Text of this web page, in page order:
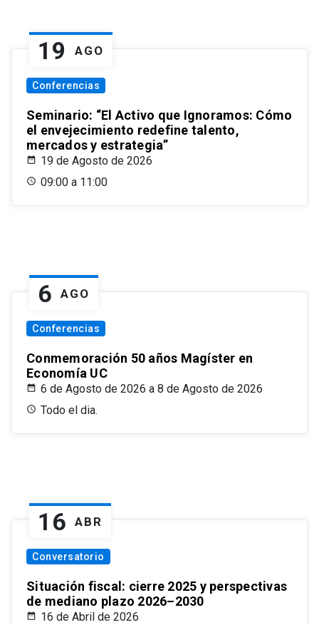
19 AGO
Conferencias
Seminario: “El Activo que Ignoramos: Cómo
el envejecimiento redefine talento,
mercados y estrategia”
19 de Agosto de 2026
09:00 a 11:00
6 AGO
Conferencias
Conmemoración 50 años Magíster en
Economía UC
6 de Agosto de 2026 a 8 de Agosto de 2026
Todo el dia.
16 ABR
Conversatorio
Situación fiscal: cierre 2025 y perspectivas
de mediano plazo 2026–2030
16 de Abril de 2026